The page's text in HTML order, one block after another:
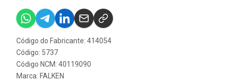
Código do Fabricante: 414054
Código: 5737
Código NCM: 40119090
Marca: FALKEN